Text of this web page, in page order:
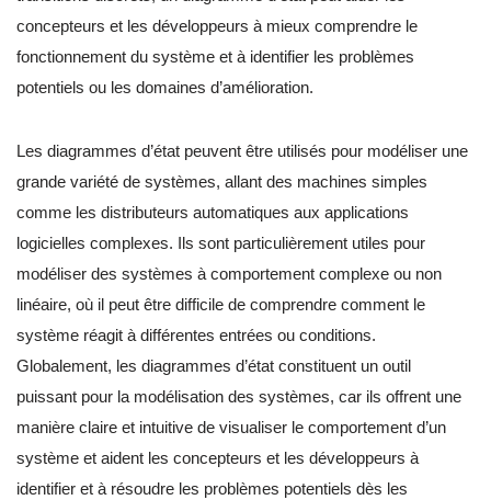
concepteurs et les développeurs à mieux comprendre le
fonctionnement du système et à identifier les problèmes
potentiels ou les domaines d’amélioration.
Les diagrammes d’état peuvent être utilisés pour modéliser une
grande variété de systèmes, allant des machines simples
comme les distributeurs automatiques aux applications
logicielles complexes. Ils sont particulièrement utiles pour
modéliser des systèmes à comportement complexe ou non
linéaire, où il peut être difficile de comprendre comment le
système réagit à différentes entrées ou conditions.
Globalement, les diagrammes d’état constituent un outil
puissant pour la modélisation des systèmes, car ils offrent une
manière claire et intuitive de visualiser le comportement d’un
système et aident les concepteurs et les développeurs à
identifier et à résoudre les problèmes potentiels dès les